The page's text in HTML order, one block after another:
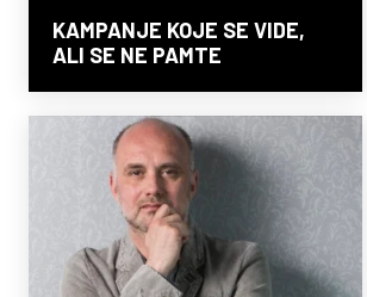
KAMPANJE KOJE SE VIDE,
ALI SE NE PAMTE